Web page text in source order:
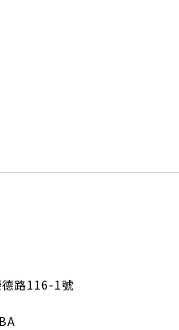
德路116-1號